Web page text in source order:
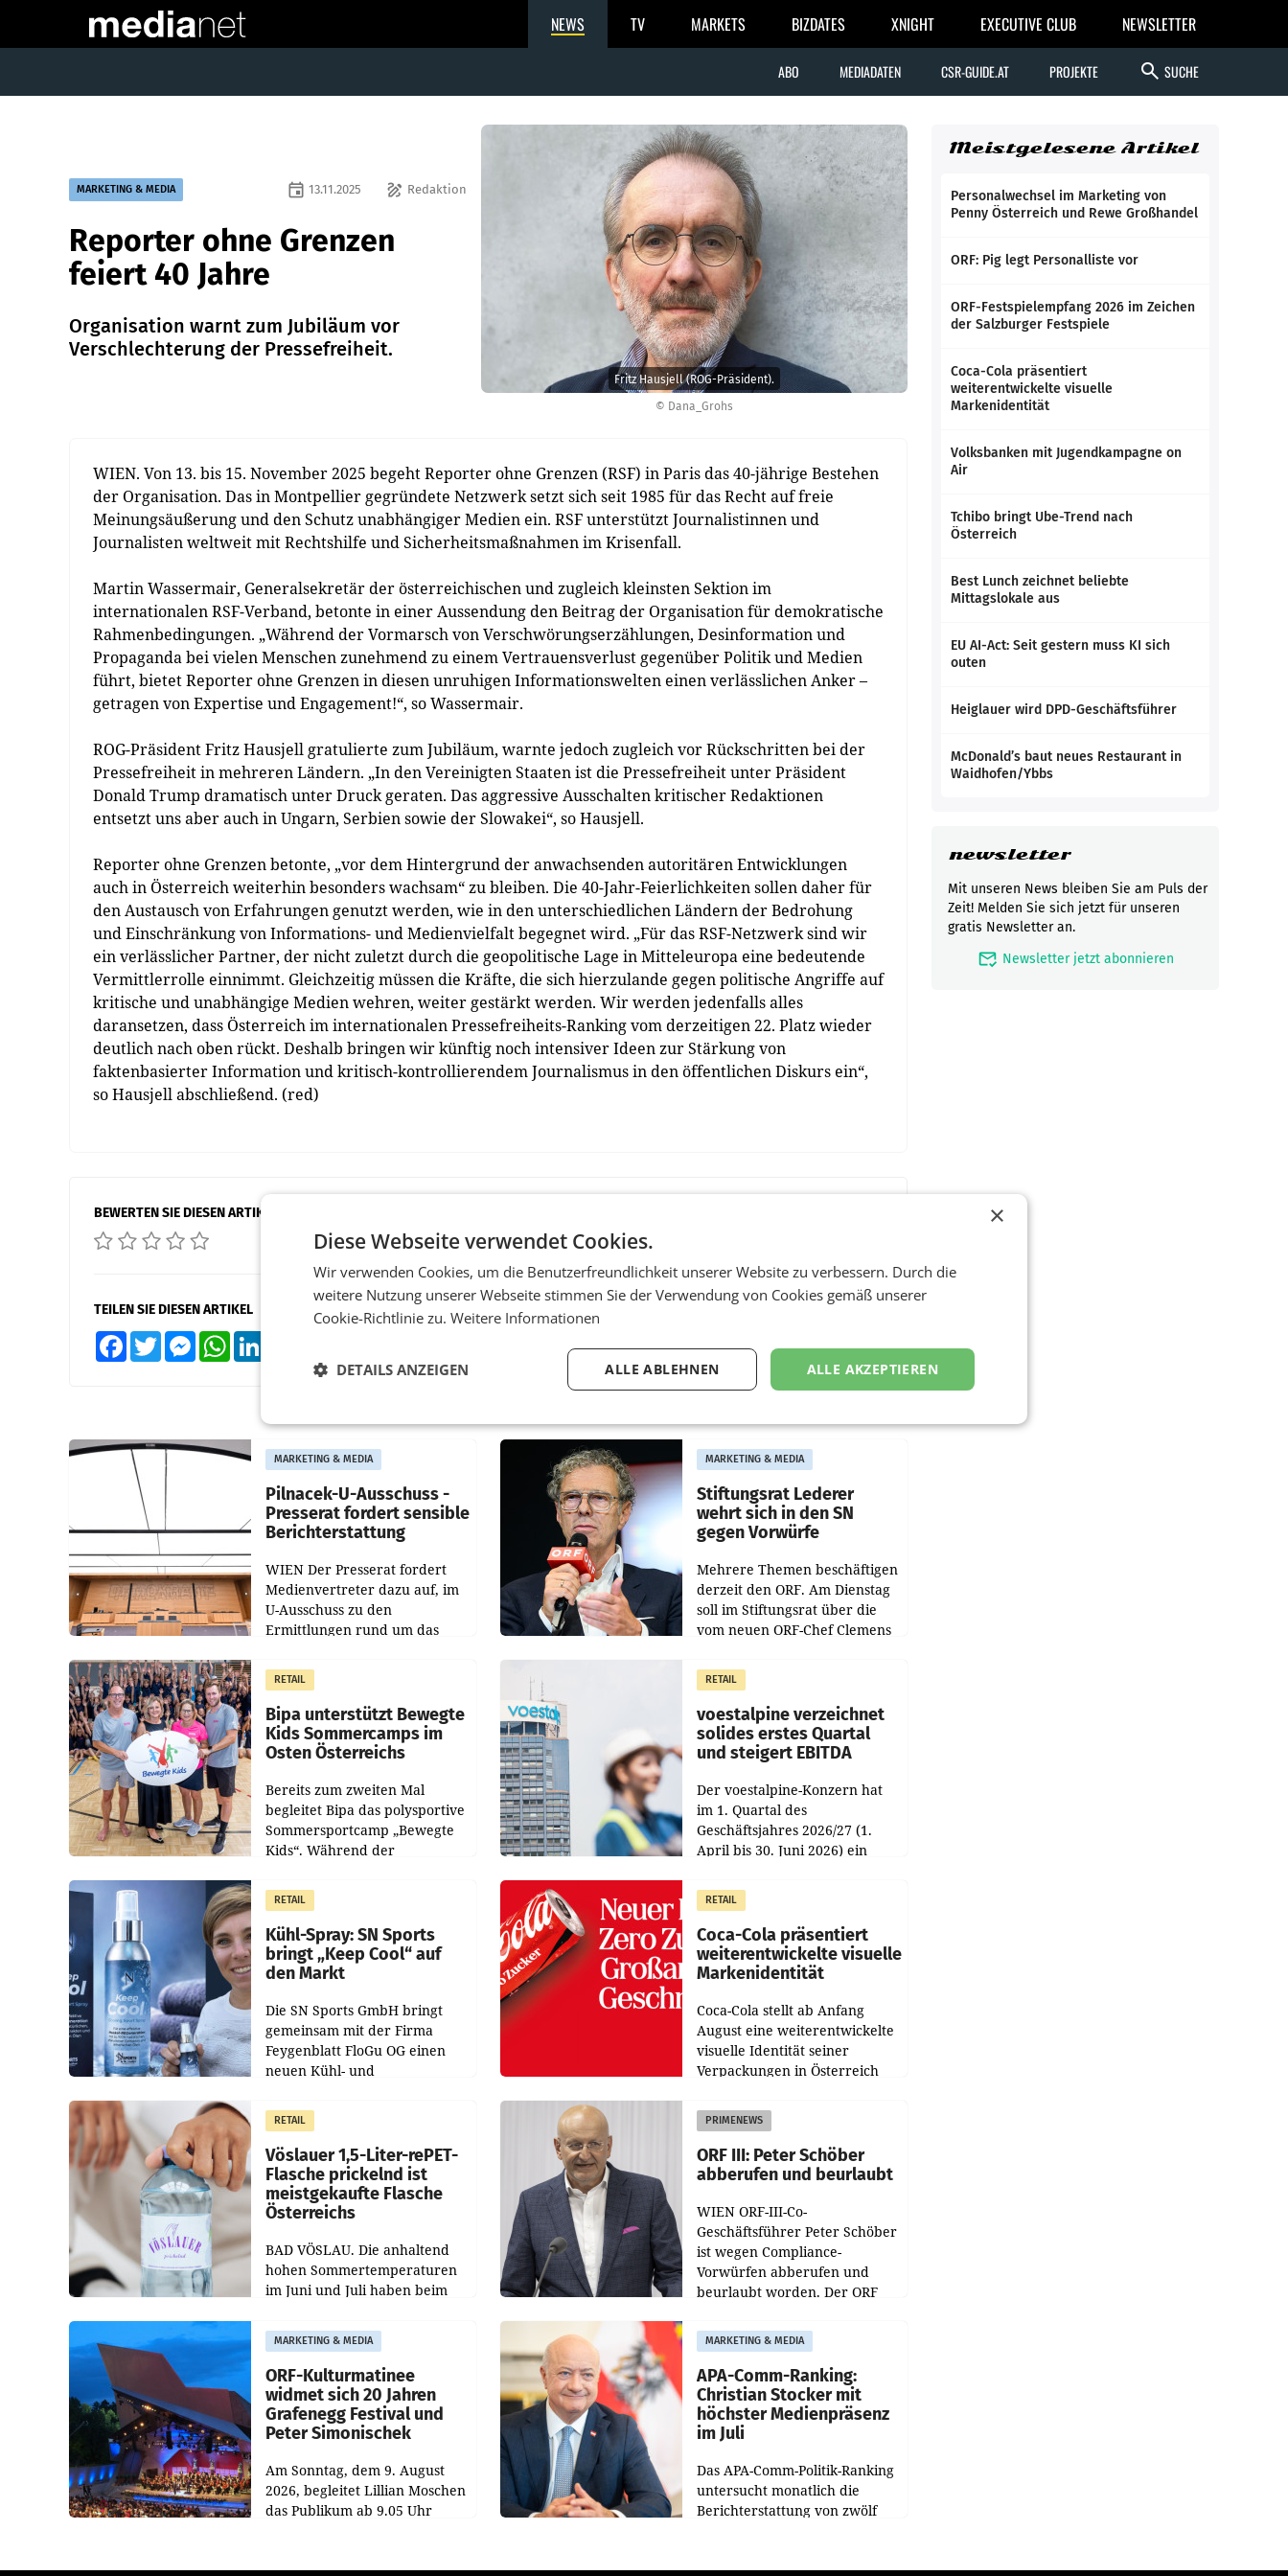
NEWS TV MARKETS BIZDATES XNIGHT EXECUTIVE CLUB NEWSLETTER
ABO MEDIADATEN CSR-GUIDE.AT PROJEKTE search SUCHE
© Dana_Grohs
Fritz Hausjell (ROG-Präsident).
MARKETING & MEDIA draw Redaktion
event 13.11.2025
Reporter ohne Grenzen
feiert 40 Jahre
Organisation warnt zum Jubiläum vor
Verschlechterung der Pressefreiheit.
WIEN. Von 13. bis 15. November 2025 begeht Reporter ohne Grenzen (RSF) in Paris das 40-jährige Bestehen
der Organisation. Das in Montpellier gegründete Netzwerk setzt sich seit 1985 für das Recht auf freie
Meinungsäußerung und den Schutz unabhängiger Medien ein. RSF unterstützt Journalistinnen und
Journalisten weltweit mit Rechtshilfe und Sicherheitsmaßnahmen im Krisenfall.
Martin Wassermair, Generalsekretär der österreichischen und zugleich kleinsten Sektion im
internationalen RSF-Verband, betonte in einer Aussendung den Beitrag der Organisation für demokratische
Rahmenbedingungen. „Während der Vormarsch von Verschwörungserzählungen, Desinformation und
Propaganda bei vielen Menschen zunehmend zu einem Vertrauensverlust gegenüber Politik und Medien
führt, bietet Reporter ohne Grenzen in diesen unruhigen Informationswelten einen verlässlichen Anker –
getragen von Expertise und Engagement!“, so Wassermair.
ROG-Präsident Fritz Hausjell gratulierte zum Jubiläum, warnte jedoch zugleich vor Rückschritten bei der
Pressefreiheit in mehreren Ländern. „In den Vereinigten Staaten ist die Pressefreiheit unter Präsident
Donald Trump dramatisch unter Druck geraten. Das aggressive Ausschalten kritischer Redaktionen
entsetzt uns aber auch in Ungarn, Serbien sowie der Slowakei“, so Hausjell.
Reporter ohne Grenzen betonte, „vor dem Hintergrund der anwachsenden autoritären Entwicklungen
auch in Österreich weiterhin besonders wachsam“ zu bleiben. Die 40-Jahr-Feierlichkeiten sollen daher für
den Austausch von Erfahrungen genutzt werden, wie in den unterschiedlichen Ländern der Bedrohung
und Einschränkung von Informations- und Medienvielfalt begegnet wird. „Für das RSF-Netzwerk sind wir
ein verlässlicher Partner, der nicht zuletzt durch die geopolitische Lage in Mitteleuropa eine bedeutende
Vermittlerrolle einnimmt. Gleichzeitig müssen die Kräfte, die sich hierzulande gegen politische Angriffe auf
kritische und unabhängige Medien wehren, weiter gestärkt werden. Wir werden jedenfalls alles
daransetzen, dass Österreich im internationalen Pressefreiheits-Ranking vom derzeitigen 22. Platz wieder
deutlich nach oben rückt. Deshalb bringen wir künftig noch intensiver Ideen zur Stärkung von
faktenbasierter Information und kritisch-kontrollierendem Journalismus in den öffentlichen Diskurs ein“,
so Hausjell abschließend. (red)
BEWERTEN SIE DIESEN ARTIKEL
TEILEN SIE DIESEN ARTIKEL
FacebookTwitter MessengerWhatsApp
MARKETING & MEDIA
Pilnacek-U-Ausschuss -
Presserat fordert sensible
Berichterstattung
WIEN Der Presserat fordert
Medienvertreter dazu auf, im
U-Ausschuss zu den
Ermittlungen rund um das
im Justizministerium, Christian
Pilnacek, auf sensible
MARKETING & MEDIA
Stiftungsrat Lederer
wehrt sich in den SN
gegen Vorwürfe
Mehrere Themen beschäftigen
derzeit den ORF. Am Dienstag
soll im Stiftungsrat über die
vom neuen ORF-Chef Clemens
Besetzungen für die
Direktionen abgestimmt
werden.
RETAIL
Bipa unterstützt Bewegte
Kids Sommercamps im
Osten Österreichs
Bereits zum zweiten Mal
begleitet Bipa das polysportive
Sommersportcamp „Bewegte
Kids“. Während der
Juli und August versorgt das
Unternehmen Kinder sowie
RETAIL
voestalpine verzeichnet
solides erstes Quartal
und steigert EBITDA
Der voestalpine-Konzern hat
im 1. Quartal des
Geschäftsjahres 2026/27 (1.
April bis 30. Juni 2026) ein
Der Umsatz stieg im Vergleich
zur Vorjahresperiode
RETAIL
Kühl-Spray: SN Sports
bringt „Keep Cool“ auf
den Markt
Die SN Sports GmbH bringt
gemeinsam mit der Firma
Feygenblatt FloGu OG einen
neuen Kühl- und
Markt. Das Produkt namens
„Keep Cool“ ist zu 100 Prozent
RETAIL
Coca-Cola präsentiert
weiterentwickelte visuelle
Markenidentität
Coca-Cola stellt ab Anfang
August eine weiterentwickelte
visuelle Identität seiner
Verpackungen in Österreich
Redesigns stehen zentrale
Gestaltungselemente
RETAIL
Vöslauer 1,5-Liter-rePET-
Flasche prickelnd ist
meistgekaufte Flasche
Österreichs
BAD VÖSLAU. Die anhaltend
hohen Sommertemperaturen
im Juni und Juli haben beim
Getränkehersteller Vöslauer zu
deutlichen Absatzzuwächsen
geführt. Während
PRIMENEWS
ORF III: Peter Schöber
abberufen und beurlaubt
WIEN ORF-III-Co-
Geschäftsführer Peter Schöber
ist wegen Compliance-
Vorwürfen abberufen und
beurlaubt worden. Der ORF
entsprechende
Medienberichte.
MARKETING & MEDIA
ORF-Kulturmatinee
widmet sich 20 Jahren
Grafenegg Festival und
Peter Simonischek
Am Sonntag, dem 9. August
2026, begleitet Lillian Moschen
das Publikum ab 9.05 Uhr
startet mit der Dokumentation
MARKETING & MEDIA
APA-Comm-Ranking:
Christian Stocker mit
höchster Medienpräsenz
im Juli
Das APA-Comm-Politik-Ranking
untersucht monatlich die
Berichterstattung von zwölf
welche Politikerinnen und
Meistgelesene Artikel
Personalwechsel im Marketing von
Penny Österreich und Rewe Großhandel
ORF: Pig legt Personalliste vor
ORF-Festspielempfang 2026 im Zeichen
der Salzburger Festspiele
Coca-Cola präsentiert
weiterentwickelte visuelle
Markenidentität
Volksbanken mit Jugendkampagne on
Air
Tchibo bringt Ube-Trend nach
Österreich
Best Lunch zeichnet beliebte
Mittagslokale aus
EU AI-Act: Seit gestern muss KI sich
outen
Heiglauer wird DPD-Geschäftsführer
McDonald’s baut neues Restaurant in
Waidhofen/Ybbs
newsletter
Mit unseren News bleiben Sie am Puls der
Zeit! Melden Sie sich jetzt für unseren
gratis Newsletter an.
mark_email_read Newsletter jetzt abonnieren
×
Diese Webseite verwendet Cookies.
Wir verwenden Cookies, um die Benutzerfreundlichkeit unserer Website zu verbessern. Durch die
weitere Nutzung unserer Webseite stimmen Sie der Verwendung von Cookies gemäß unserer
Cookie-Richtlinie zu. Weitere Informationen
ALLE AKZEPTIEREN
ALLE ABLEHNEN
DETAILS ANZEIGEN